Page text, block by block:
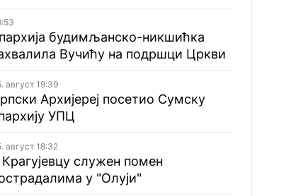
будимљанско-никшићка
Вучићу на подршци Цркви
август 19:39
Архијереј посетио Сумску
УПЦ
август 18:32
служен помен
у "Олуји"